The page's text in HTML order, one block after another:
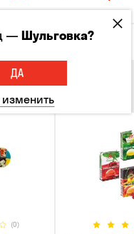
Злаковые снеки
(0)
—Шульговка?
ДА
изменить